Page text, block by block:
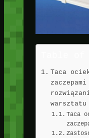
Taca
warsztatu
Taca